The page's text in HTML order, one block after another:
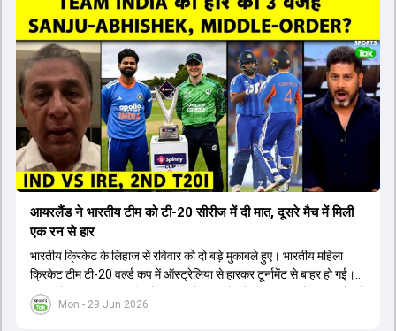
खिलाफ हार का सामना करना पड़ा, जिससे उनका विश्व कप जीतने का सपना टूट
गया। अच्छी बल्लेबाजी के बावजूद टीम लक्ष्य का बचाव नहीं कर सकी। इसके साथ
ही आगामी इंग्लैंड सीरीज में युवा खिलाड़ियों को मौका देने और टीम की रणनीति में
बदलाव करने की भारी आवश्यकता पर भी जोर दिया गया है।
Mon - 29 Jun 2026
आयरलैंड ने भारतीय टीम को टी-20 सीरीज में दी मात, दूसरे मैच में मिली
एक रन से हार
भारतीय क्रिकेट के लिहाज से रविवार को दो बड़े मुकाबले हुए। भारतीय महिला
क्रिकेट टीम टी-20 वर्ल्ड कप में ऑस्ट्रेलिया से हारकर टूर्नामेंट से बाहर हो गई।
दूसरी ओर, भारतीय पुरुष क्रिकेट टीम को आयरलैंड के खिलाफ दूसरे टी-20 मैच में
एक रन से हार का सामना करना पड़ा। इस हार के साथ ही टीम ने टी-20 सीरीज